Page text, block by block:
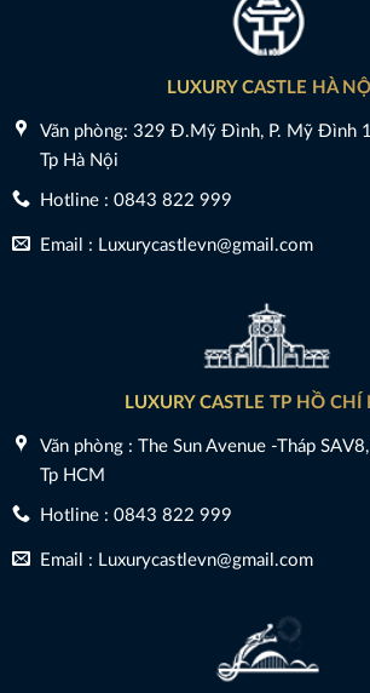
LUXURY CASTLE HÀ NỘI
Văn phòng: 329 Đ.Mỹ Đình, P. Mỹ Đình
Tp Hà Nội
Hotline : 0843 822 999
Email : Luxurycastlevn@gmail.com
LUXURY CASTLE TP HỒ CHÍ
Văn phòng : The Sun Avenue -Tháp
Tp HCM
Hotline : 0843 822 999
Email : Luxurycastlevn@gmail.com